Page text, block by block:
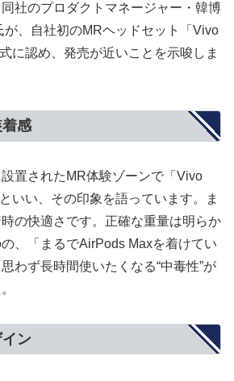
社のプロダクトマネージャー・韓博
、自社初のMRヘッドセット「Vivo
に認め、発売が近いことを示唆しま
感
置されたMR体験ゾーンで「Vivo
いい、その印象を語っています。ま
の快適さです。正確な重量は明らか
、「まるでAirPods Maxを着けてい
わず長時間使いたくなる“中毒性”が
ン